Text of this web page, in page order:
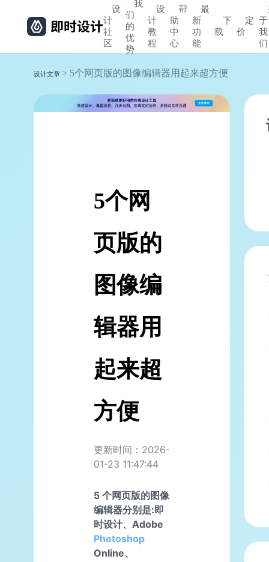
设
计
社
区
我
们
的
优
势
设
计
教
程
帮
助
中
心
最
新
功
能
下
载
定
价
于
我
们
设计文章 > 5个网页版的图像编辑器用起来超方便
5个网
页版的
图像编
辑器用
起来超
方便
更新时间：2026-
01-23 11:47:44
5 个网页版的图像
编辑器分别是:即
时设计、Adobe
Photoshop
Online、